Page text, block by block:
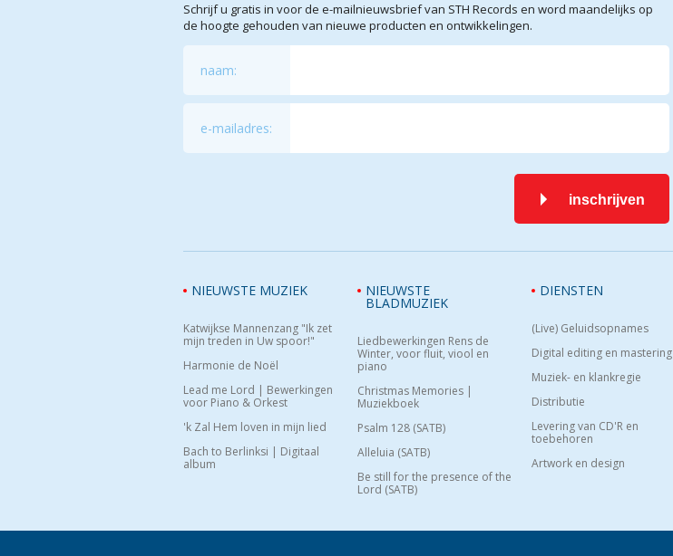
Schrijf u gratis in voor de e-mailnieuwsbrief van STH Records en word maandelijks op
de hoogte gehouden van nieuwe producten en ontwikkelingen.
naam:
e-mailadres:
inschrijven
NIEUWSTE MUZIEK
Katwijkse Mannenzang "Ik zet
mijn treden in Uw spoor!"
Harmonie de Noël
Lead me Lord | Bewerkingen
voor Piano & Orkest
'k Zal Hem loven in mijn lied
Bach to Berlinksi | Digitaal
album
NIEUWSTE
BLADMUZIEK
Liedbewerkingen Rens de
Winter, voor fluit, viool en
piano
Christmas Memories |
Muziekboek
Psalm 128 (SATB)
Alleluia (SATB)
Be still for the presence of the
Lord (SATB)
DIENSTEN
(Live) Geluidsopnames
Digital editing en mastering
Muziek- en klankregie
Distributie
Levering van CD'R en
toebehoren
Artwork en design